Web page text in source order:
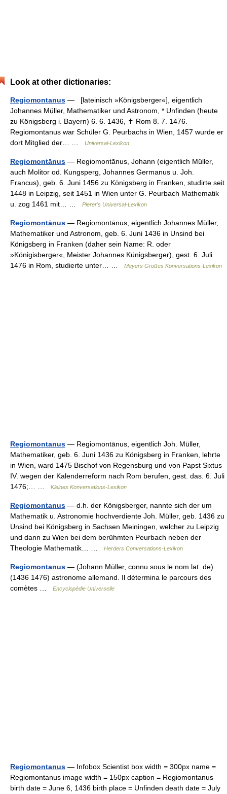
Look at other dictionaries:
Regiomontanus — [lateinisch »Königsberger«], eigentlich
Johannes Mụ̈ller, Mathematiker und Astronom, * Unfinden (heute
zu Königsberg i. Bayern) 6. 6. 1436, ✝ Rom 8. 7. 1476.
Regiomontanus war Schüler G. Peurbachs in Wien, 1457 wurde er
dort Mitglied der… …
Universal-Lexikon
Regiomontānus — Regiomontānus, Johann (eigentlich Müller,
auch Molitor od. Kungsperg, Johannes Germanus u. Joh.
Francus), geb. 6. Juni 1456 zu Königsberg in Franken, studirte seit
1448 in Leipzig, seit 1451 in Wien unter G. Peurbach Mathematik
u. zog 1461 mit… …
Pierer's Universal-Lexikon
Regiomontānus — Regiomontānus, eigentlich Johannes Müller,
Mathematiker und Astronom, geb. 6. Juni 1436 in Unsind bei
Königsberg in Franken (daher sein Name: R. oder
»Königisberger«, Meister Johannes Künigsberger), gest. 6. Juli
1476 in Rom, studierte unter… …
Meyers Großes Konversations-Lexikon
Regiomontanus — Regiomontānus, eigentlich Joh. Müller,
Mathematiker, geb. 6. Juni 1436 zu Königsberg in Franken, lehrte
in Wien, ward 1475 Bischof von Regensburg und von Papst Sixtus
IV. wegen der Kalenderreform nach Rom berufen, gest. das. 6. Juli
1476;… …
Kleines Konversations-Lexikon
Regiomontanus — d.h. der Königsberger, nannte sich der um
Mathematik u. Astronomie hochverdiente Joh. Müller, geb. 1436 zu
Unsind bei Königsberg in Sachsen Meiningen, welcher zu Leipzig
und dann zu Wien bei dem berühmten Peurbach neben der
Theologie Mathematik… …
Herders Conversations-Lexikon
Regiomontanus — (Johann Müller, connu sous le nom lat. de)
(1436 1476) astronome allemand. Il détermina le parcours des
comètes …
Encyclopédie Universelle
Regiomontanus — Infobox Scientist box width = 300px name =
Regiomontanus image width = 150px caption = Regiomontanus
birth date = June 6, 1436 birth place = Unfinden death date = July